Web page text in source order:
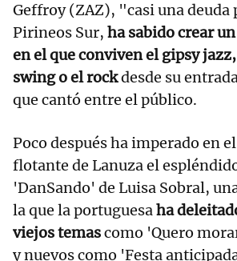
Geffroy (ZAZ), "casi una deuda
Pirineos Sur, ha sabido crear
en el que conviven el gipsy
swing o el rockdesde su
que cantó entre el público.
Poco después ha imperado en
flotante de Lanuza el
'DanSando' de Luisa Sobral,
la que la portuguesaha
viejos temascomo 'Quero
y nuevos como 'Festa